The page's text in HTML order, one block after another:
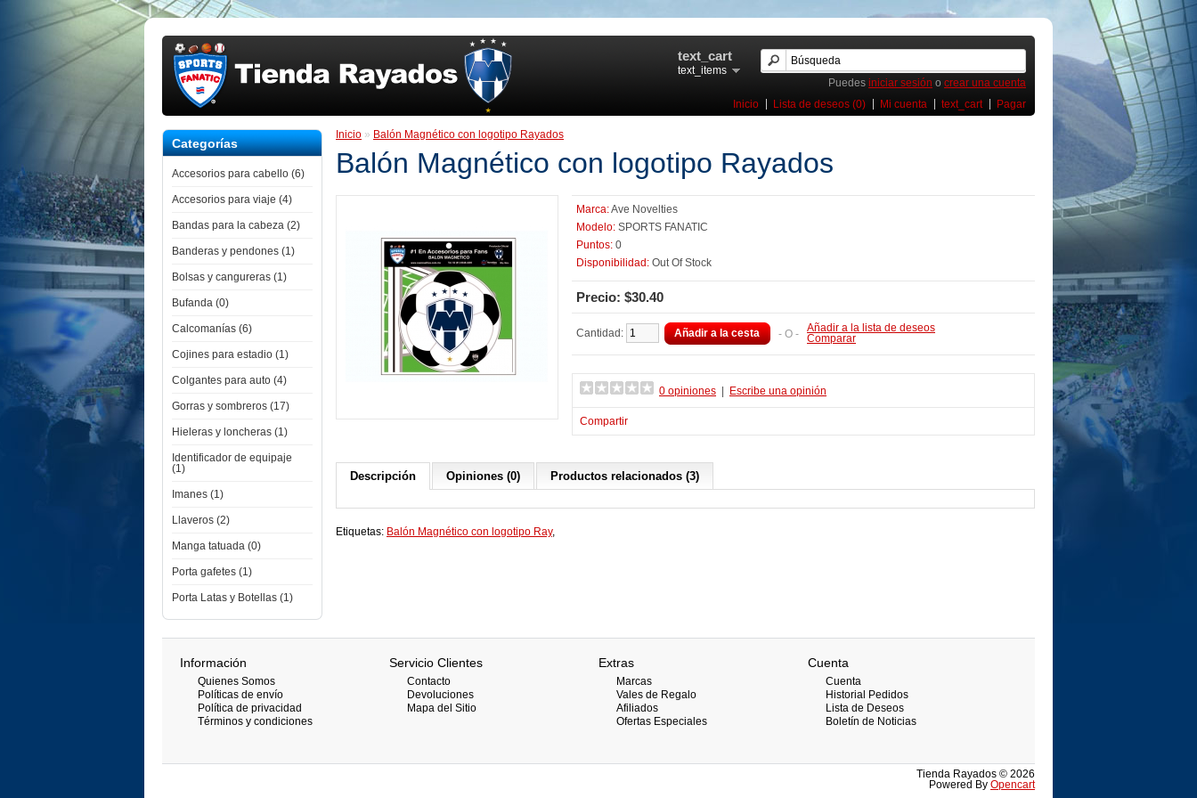
text_cart
text_items
Puedes iniciar sesión o crear una cuenta
Inicio
Lista de deseos (0) Mi cuenta text_cart Pagar
Categorías
Accesorios para cabello (6)
Accesorios para viaje (4)
Bandas para la cabeza (2)
Banderas y pendones (1)
Bolsas y cangureras (1)
Bufanda (0)
Calcomanías (6)
Cojines para estadio (1)
Colgantes para auto (4)
Gorras y sombreros (17)
Hieleras y loncheras (1)
Identificador de equipaje
(1)
Imanes (1)
Llaveros (2)
Manga tatuada (0)
Porta gafetes (1)
Porta Latas y Botellas (1)
Inicio » Balón Magnético con logotipo Rayados
Balón Magnético con logotipo Rayados
Marca:Ave Novelties
Modelo: SPORTS FANATIC
Puntos: 0
Disponibilidad: Out Of Stock
Precio: $30.40
Cantidad: Añadir a la cesta - O - Añadir a la lista de deseos
Comparar
0 opiniones Escribe una opinión
Compartir
Descripción Opiniones (0) Productos relacionados (3)
Etiquetas: Balón Magnético con logotipo Ray,
Información
Quienes Somos
Políticas de envío
Política de privacidad
Términos y condiciones
Servicio Clientes
Contacto
Devoluciones
Mapa del Sitio
Extras
Marcas
Vales de Regalo
Afiliados
Ofertas Especiales
Cuenta
Cuenta
Historial Pedidos
Lista de Deseos
Boletín de Noticias
Tienda Rayados © 2026
Powered By Opencart